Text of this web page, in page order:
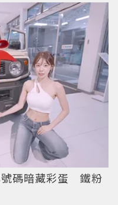
號碼暗藏彩蛋 鐵粉